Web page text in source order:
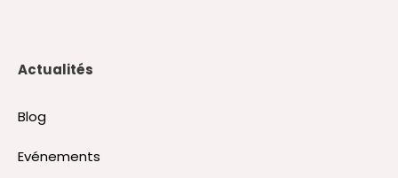
Actualités
Blog
Evénements